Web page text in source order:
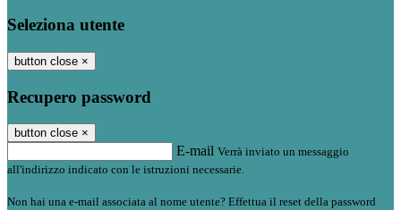
Seleziona utente
button close ×
Recupero password
button close ×
E-mail Verrà inviato un messaggio
all'indirizzo indicato con le istruzioni necessarie.
Non hai una e-mail associata al nome utente? Effettua il reset della password